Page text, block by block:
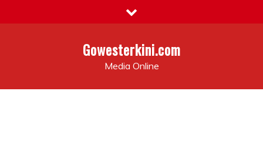
to
Gowesterkini.com
Media Online